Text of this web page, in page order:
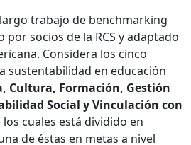
largo trabajo de benchmarking
socios de la RCS y adaptado
Considera los cinco
sustentabilidad en educación
Cultura, Formación, Gestión
Social y Vinculación con
los cuales está dividido en
de éstas en metas a nivel